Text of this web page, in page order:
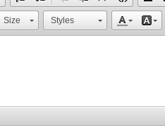
Size Styles